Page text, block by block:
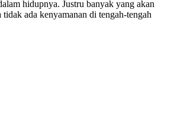
hidupnya. Justru banyak yang akan
ada kenyamanan di tengah-tengah